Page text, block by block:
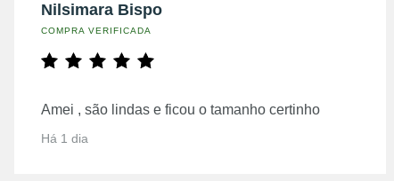
Nilsimara Bispo
COMPRA VERIFICADA
Amei , são lindas e ficou o tamanho certinho
Há 1 dia